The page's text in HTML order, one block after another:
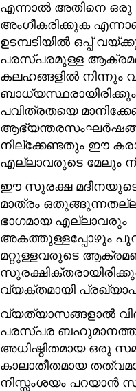
എന്നാല്‍ അതിനെ ഒരു
അംഗീകരിക്കുക
ഉടമ്പടിയില്‍ ഒപ്പ്
പരസ്പരമുള്ള
കലഹങ്ങളില്‍ നിന്നും
പവിത്രതയെ
നില്ക്കേണ്ടതും ഈ
എല്ലാവരുടെ മേലും
ഈ സുരക്ഷ മദീനയുടെ
മാത്രം ഒതുങ്ങുന്നതല്ല.
ഭാഗമായ
അകത്തുള്ളപ്പോഴും
മറ്റുള്ളവരുടെ
വ്യക്തമായി
വ്യത്യാസങ്ങളാല്‍
പരസ്പര
അധിഷ്ഠിതമായ ഒരു
കാലാതീതമായ
നിസ്സംശയം പറയാന്‍